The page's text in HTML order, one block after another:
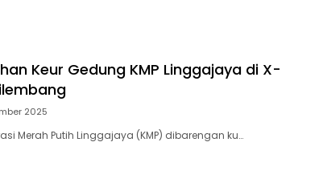
Keur Gedung KMP Linggajaya di X-
2025
Merah Putih Linggajaya (KMP) dibarengan ku…